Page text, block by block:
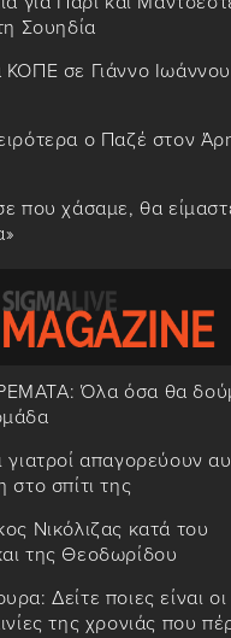
Σουηδία
ΚΟΠΕ σε Γιάννο
ο Παζέ στον
που χάσαμε, θα
Όλα όσα θα
γιατροί απαγορεύουν
στο σπίτι της
Νικόλιζας κατά του
της Θεοδωρίδου
Δείτε ποιες είναι οι
της χρονιάς που